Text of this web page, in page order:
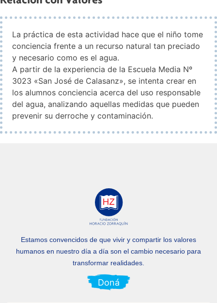
La práctica de esta actividad hace que el niño tome
conciencia frente a un recurso natural tan preciado
y necesario como es el agua.
A partir de la experiencia de la Escuela Media Nº
3023 «San José de Calasanz», se intenta crear en
los alumnos conciencia acerca del uso responsable
del agua, analizando aquellas medidas que pueden
prevenir su derroche y contaminación.
Estamos convencidos de que vivir y compartir los valores
humanos en nuestro día a día son el cambio necesario para
transformar realidades.
Doná